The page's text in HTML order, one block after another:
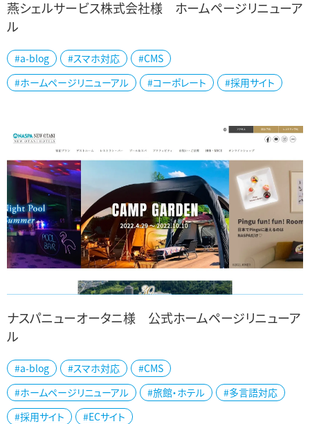
燕市の燕シェルサービス株式会社様の公式ホームページをリニュー
アルしました。 寸法精度が高く、生産性の高いシェルスタック方式で
鋳造する、高品質の金属パーツは、自...
燕シェルサービス株式会社様 ホームページリニューア
ル
#a-blog #スマホ対応
#CMS
#ホームページリニューアル
#コーポレート #採用サイト
湯沢町のナスパニューオータニ様の公式ホームページをリニューア
ルしました。 30周年を迎えられたナスパニューオータニ様は越後湯
沢の大自然の中にあり、夏はキャンプ...
ナスパニューオータニ様 公式ホームページリニューア
ル
#a-blog #スマホ対応
#CMS
#ホームページリニューアル
#旅館・ホテル
#多言語対応
#採用サイト
#ECサイト